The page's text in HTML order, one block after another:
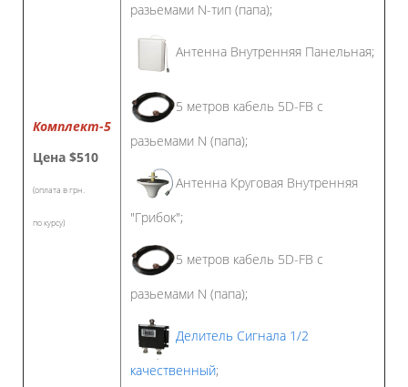
Комплект-5
Цена $510
(оплата в грн.
по курсу)
разьемами N-тип (папа);
Антенна Внутренняя Панельная;
5 метров кабель 5D-FB с
разьемами N (папа);
Антенна Круговая Внутренняя
"Грибок";
5 метров кабель 5D-FB с
разьемами N (папа);
Делитель Сигнала 1/2
качественный;